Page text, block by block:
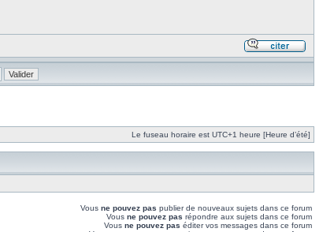
Le fuseau horaire est UTC+1 heure [Heure d’été]
Vous ne pouvez pas publier de nouveaux sujets dans ce forum
Vous ne pouvez pas répondre aux sujets dans ce forum
Vous ne pouvez pas éditer vos messages dans ce forum